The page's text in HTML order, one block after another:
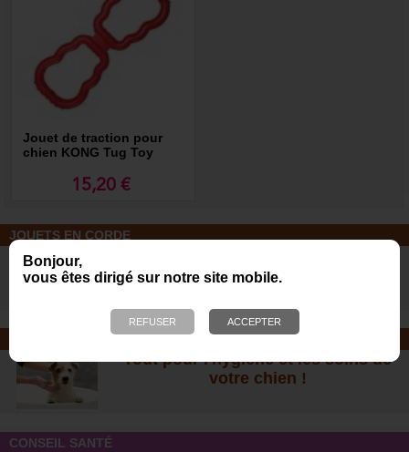
Bonjour,
vous êtes dirigé sur notre site mobile.
Jouet de traction pour
chien KONG Tug Toy
15,20 €
JOUETS EN CORDE
des heures de jeux avec votre chien
SOINS ET SHAMPOOING
Tout pour l'hygiène et les soins de
votre chien !
CONSEIL SANTÉ